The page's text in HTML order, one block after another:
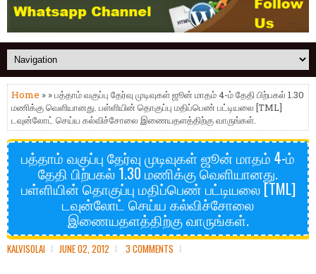
Home » » பத்தாம் வகுப்பு தேர்வு முடிவுகள் ஜூன் மாதம் 4-ம் தேதி பிற்பகல் 1.30
மணிக்கு வெளியானது. பள்ளியின் தொகுப்பு மதிப்பெண் பட்டியலை [TML]
டவுன்லோட் செய்ய கல்விச்சோலை இணையதளத்திற்கு வாருங்கள்.
பத்தாம் வகுப்பு தேர்வு முடிவுகள் ஜூன் மாதம் 4-ம்
தேதி பிற்பகல் 1.30 மணிக்கு வெளியானது.
பள்ளியின் தொகுப்பு மதிப்பெண் பட்டியலை [TML]
டவுன்லோட் செய்ய கல்விச்சோலை
இணையதளத்திற்கு வாருங்கள்.
KALVISOLAI JUNE 02, 2012 3 COMMENTS